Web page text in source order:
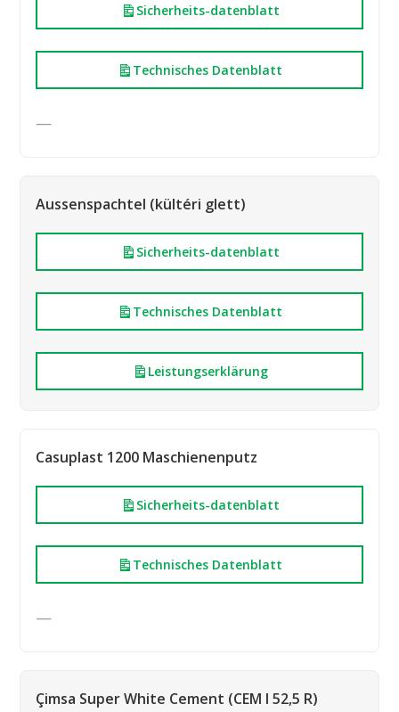
Sicherheits-datenblatt
Technisches Datenblatt
—
Aussenspachtel (kültéri glett)
Sicherheits-datenblatt
Technisches Datenblatt
Leistungserklärung
Casuplast 1200 Maschienenputz
Sicherheits-datenblatt
Technisches Datenblatt
—
Çimsa Super White Cement (CEM I 52,5 R)